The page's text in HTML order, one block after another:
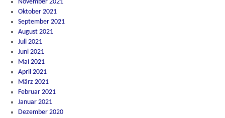
November 2021
Oktober 2021
September 2021
August 2021
Juli 2021
Juni 2021
Mai 2021
April 2021
März 2021
Februar 2021
Januar 2021
Dezember 2020